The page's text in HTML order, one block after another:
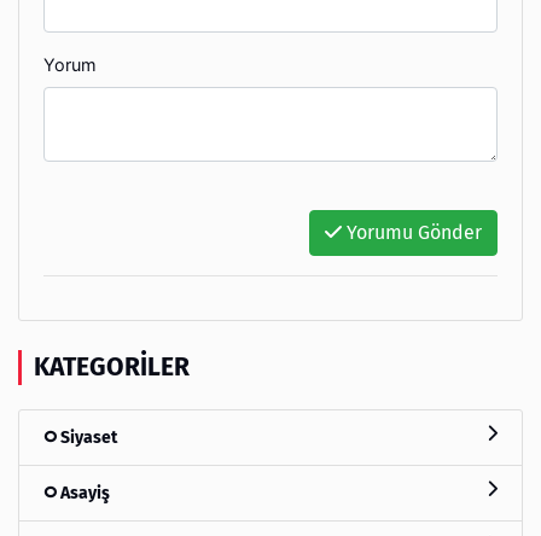
Yorum
Yorumu Gönder
KATEGORILER
Siyaset
Asayiş